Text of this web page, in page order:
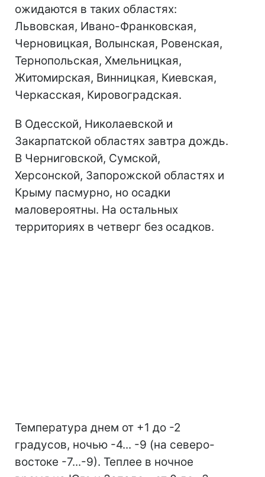
ожидаются в таких областях:
Львовская, Ивано-Франковская,
Черновицкая, Волынская, Ровенская,
Тернопольская, Хмельницкая,
Житомирская, Винницкая, Киевская,
Черкасская, Кировоградская.
В Одесской, Николаевской и
Закарпатской областях завтра дождь.
В Черниговской, Сумской,
Херсонской, Запорожской областях и
Крыму пасмурно, но осадки
маловероятны. На остальных
территориях в четверг без осадков.
Температура днем от +1 до -2
градусов, ночью -4... -9 (на северо-
востоке -7...-9). Теплее в ночное